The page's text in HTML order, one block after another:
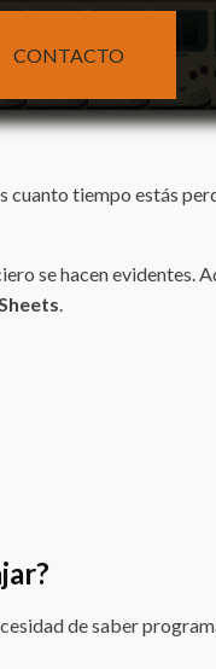
CONTACTO
cuanto tiempo estás
se hacen evidentes.
.
de saber